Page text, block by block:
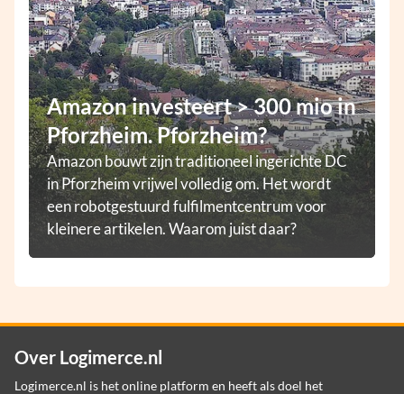
Amazon investeert > 300 mio in
Pforzheim. Pforzheim?
Amazon bouwt zijn traditioneel ingerichte DC
in Pforzheim vrijwel volledig om. Het wordt
een robotgestuurd fulfilmentcentrum voor
kleinere artikelen. Waarom juist daar?
Over Logimerce.nl
Logimerce.nl is het online platform en heeft als doel het